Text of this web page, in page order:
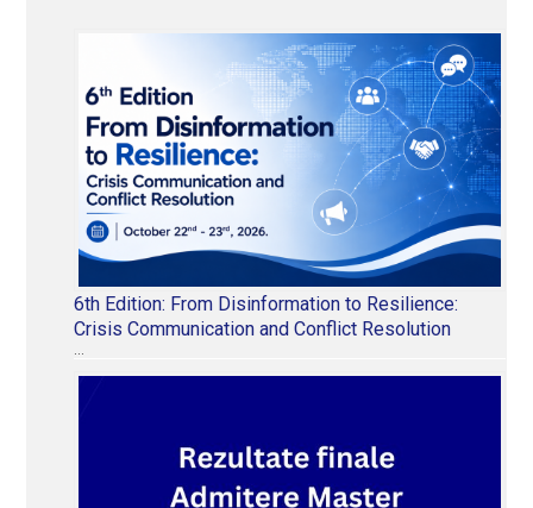
6th Edition: From Disinformation to Resilience:
Crisis Communication and Conflict Resolution